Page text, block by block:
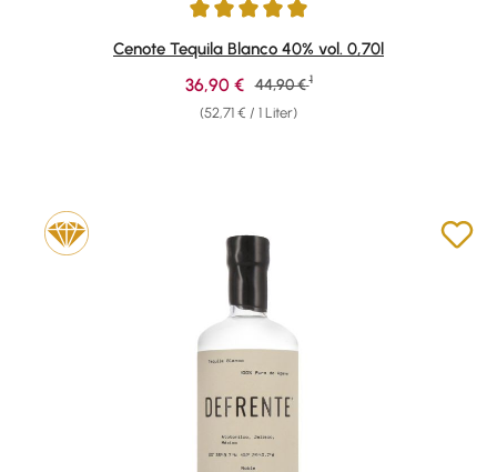
Durchschnittliche Bewertung von 5 von 5 Sternen
Cenote Tequila Blanco 40% vol. 0,70l
(52,71 € / 1 Liter)
Verkaufspreis:
36,90 € Regulärer Preis:
44,90 € 1